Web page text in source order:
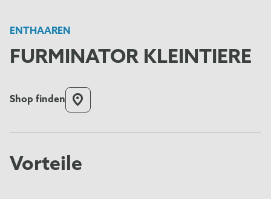
ENTHAAREN
FURMINATOR KLEINTIERE
Shop finden
Vorteile